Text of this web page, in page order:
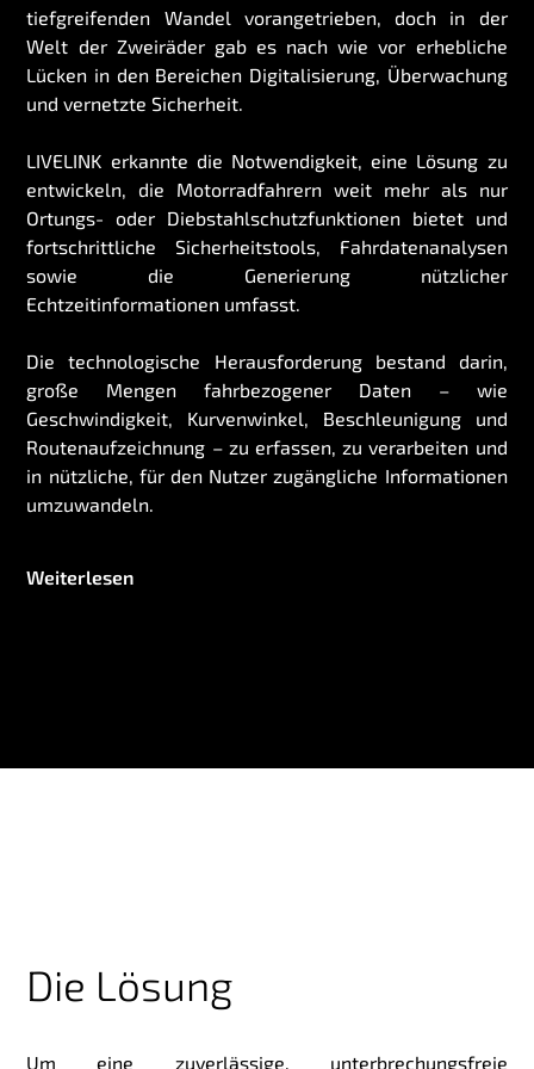
tiefgreifenden Wandel vorangetrieben, doch in der
Welt der Zweiräder gab es nach wie vor erhebliche
Lücken in den Bereichen Digitalisierung, Überwachung
und vernetzte Sicherheit.
LIVELINK erkannte die Notwendigkeit, eine Lösung zu
entwickeln, die Motorradfahrern weit mehr als nur
Ortungs- oder Diebstahlschutzfunktionen bietet und
fortschrittliche Sicherheitstools, Fahrdatenanalysen
sowie die Generierung nützlicher
Echtzeitinformationen umfasst.
Die technologische Herausforderung bestand darin,
große Mengen fahrbezogener Daten – wie
Geschwindigkeit, Kurvenwinkel, Beschleunigung und
Routenaufzeichnung – zu erfassen, zu verarbeiten und
in nützliche, für den Nutzer zugängliche Informationen
umzuwandeln.
Weiterlesen
Die Lösung
Um eine zuverlässige, unterbrechungsfreie